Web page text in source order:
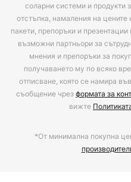
соларни системи и продукти
отстъпка, намаления на
пакети, препоръки и
възможни партньори за
мнения и препоръки за
получаването му по всяко
отписване, която се намира
съобщение чрезформата за
вижте
*От минимална покупна